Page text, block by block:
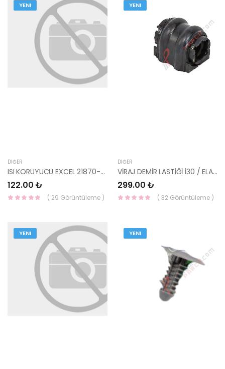
YENI
DIĞER
ISI KORUYUCU EXCEL 21870-24200-HMC
122.00 ₺
( 29 Görüntüleme )
YENI
DIĞER
VİRAJ DEMİR LASTİĞİ İ30 / ELANTRA / CERATO / CEED 55513-3N100-HMC
299.00 ₺
( 32 Görüntüleme )
YENI YENI